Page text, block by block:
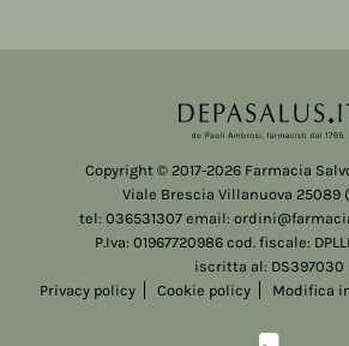
Copyright © 2017-2026 Farmacia
Viale Brescia Villanuova 25089
tel: 036531307 email:
P.Iva: 01967720986 cod. fiscale:
iscritta al: DS397030
Privacy policy
Cookie policy Modifica